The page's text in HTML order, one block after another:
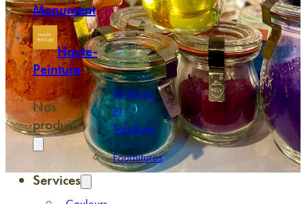
Monument
Haute-
Peinture
Nos
produits
Peintures
et
Solutions
Fournitures
Services